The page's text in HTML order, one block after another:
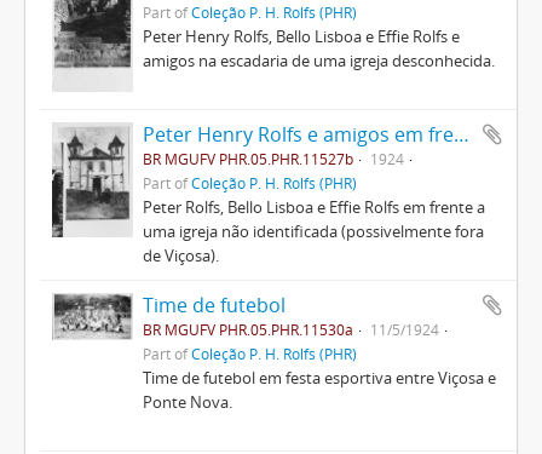
Part ofColeção P. H. Rolfs (PHR)
Peter Henry Rolfs, Bello Lisboa e Effie Rolfs e
amigos na escadaria de uma igreja desconhecida.
Peter Henry Rolfs e amigos em frente a uma igreja
BR MGUFV PHR.05.PHR.11527b
1924
Part ofColeção P. H. Rolfs (PHR)
Peter Rolfs, Bello Lisboa e Effie Rolfs em frente a
uma igreja não identificada (possivelmente fora
de Viçosa).
Time de futebol
BR MGUFV PHR.05.PHR.11530a
11/5/1924
Part ofColeção P. H. Rolfs (PHR)
Time de futebol em festa esportiva entre Viçosa e
Ponte Nova.